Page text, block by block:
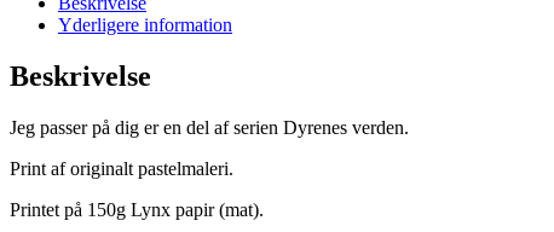
Yderligere information
Beskrivelse
Jeg passer på dig er en del af serien Dyrenes verden.
Print af originalt pastelmaleri.
Printet på 150g Lynx papir (mat).